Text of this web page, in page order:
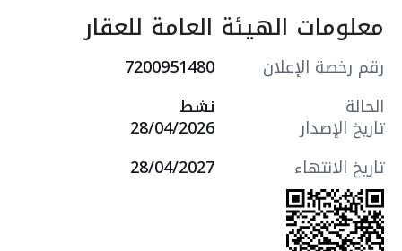
معلومات الهيئة العامة للعقار
رقم رخصة الإعلان
7200951480
الحالة
نشط
تاريخ الإصدار
28/04/2026
تاريخ الانتهاء
28/04/2027